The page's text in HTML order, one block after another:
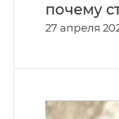
27 апреля
почему